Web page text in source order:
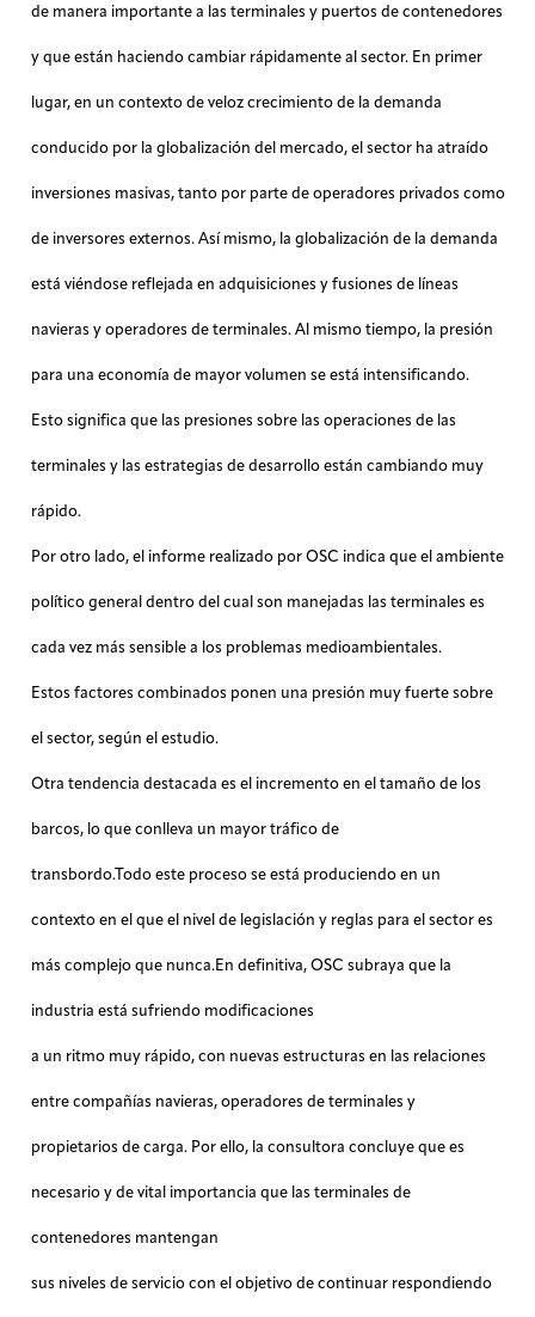
de manera importante a las terminales y puertos de contenedores
y que están haciendo cambiar rápidamente al sector. En primer
lugar, en un contexto de veloz crecimiento de la demanda
conducido por la globalización del mercado, el sector ha atraído
inversiones masivas, tanto por parte de operadores privados como
de inversores externos. Así mismo, la globalización de la demanda
está viéndose reflejada en adquisiciones y fusiones de líneas
navieras y operadores de terminales. Al mismo tiempo, la presión
para una economía de mayor volumen se está intensificando.
Esto significa que las presiones sobre las operaciones de las
terminales y las estrategias de desarrollo están cambiando muy
rápido.
Por otro lado, el informe realizado por OSC indica que el ambiente
político general dentro del cual son manejadas las terminales es
cada vez más sensible a los problemas medioambientales.
Estos factores combinados ponen una presión muy fuerte sobre
el sector, según el estudio.
Otra tendencia destacada es el incremento en el tamaño de los
barcos, lo que conlleva un mayor tráfico de
transbordo.Todo este proceso se está produciendo en un
contexto en el que el nivel de legislación y reglas para el sector es
más complejo que nunca.En definitiva, OSC subraya que la
industria está sufriendo modificaciones
a un ritmo muy rápido, con nuevas estructuras en las relaciones
entre compañías navieras, operadores de terminales y
propietarios de carga. Por ello, la consultora concluye que es
necesario y de vital importancia que las terminales de
contenedores mantengan
sus niveles de servicio con el objetivo de continuar respondiendo